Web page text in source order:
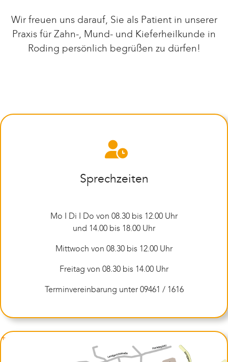
Wir freuen uns darauf, Sie als Patient in unserer
Praxis für Zahn-, Mund- und Kieferheilkunde in
Roding persönlich begrüßen zu dürfen!
Sprechzeiten
Mo I Di I Do von 08.30 bis 12.00 Uhr
und 14.00 bis 18.00 Uhr
Mittwoch von 08.30 bis 12.00 Uhr
Freitag von 08.30 bis 14.00 Uhr
Terminvereinbarung unter 09461 / 1616
+